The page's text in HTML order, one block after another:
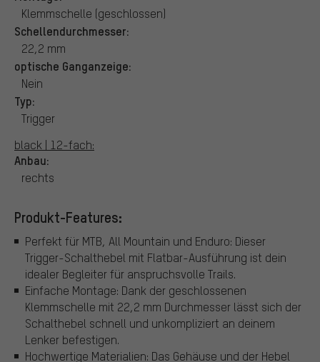
Klemmschelle (geschlossen)
Schellendurchmesser:
22,2 mm
optische Ganganzeige:
Nein
Typ:
Trigger
black | 12-fach:
Anbau:
rechts
Produkt-Features:
Perfekt für MTB, All Mountain und Enduro: Dieser
Trigger-Schalthebel mit Flatbar-Ausführung ist dein
idealer Begleiter für anspruchsvolle Trails.
Einfache Montage: Dank der geschlossenen
Klemmschelle mit 22,2 mm Durchmesser lässt sich der
Schalthebel schnell und unkompliziert an deinem
Lenker befestigen.
Hochwertige Materialien: Das Gehäuse und der Hebel